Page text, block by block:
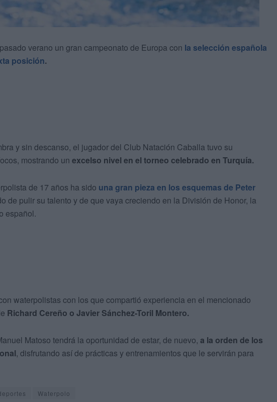
verano un gran campeonato de Europa con la selección española
posición.
y sin descanso, el jugador del Club Natación Caballa tuvo su
mostrando un excelso nivel en el torneo celebrado en Turquía.
de 17 años ha sido una gran pieza en los esquemas de Peter
de pulir su talento y de que vaya creciendo en la División de Honor, la
español.
waterpolistas con los que compartió experiencia en el mencionado
Richard Cereño o Javier Sánchez-Toril Montero.
Matoso tendrá la oportunidad de estar, de nuevo, a la orden de los
, disfrutando así de prácticas y entrenamientos que le servirán para
Waterpolo